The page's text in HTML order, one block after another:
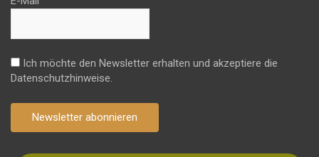
Ich möchte den Newsletter erhalten und akzeptiere die
Datenschutzhinweise.
Newsletter abonnieren